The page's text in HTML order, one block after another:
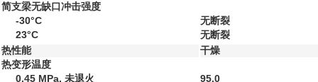
简支梁无缺口冲击强度
-30°C
无断裂
23°C
无断裂
热性能
干燥
热变形温度
0.45 MPa, 未退火
95.0